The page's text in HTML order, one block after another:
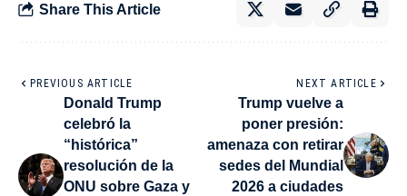
Share This Article
PREVIOUS ARTICLE
Donald Trump
celebró la
“histórica”
resolución de la
ONU sobre Gaza y
NEXT ARTICLE
Trump vuelve a
poner presión:
amenaza con retirar
sedes del Mundial
2026 a ciudades